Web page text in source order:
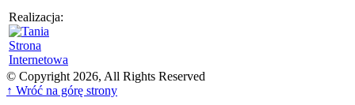
Realizacja:
© Copyright 2026, All Rights Reserved
↑ Wróć na górę strony